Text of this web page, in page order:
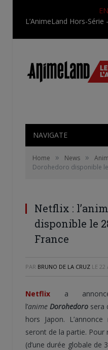
NAVIGATE
Home » News »
Dorohedoro disponible
Netflix :
disponible le
France
PAR BRUNO DE LA CRUZ LE 22
Netflix a
l’anime Dorohedoro sera
hors Japon.
seront de la partie. Pour
(d’une durée globale de